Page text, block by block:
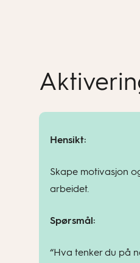
Hensikt:
Skape motivasjon
arbeidet.
Spørsmål:
“Hva tenker du på